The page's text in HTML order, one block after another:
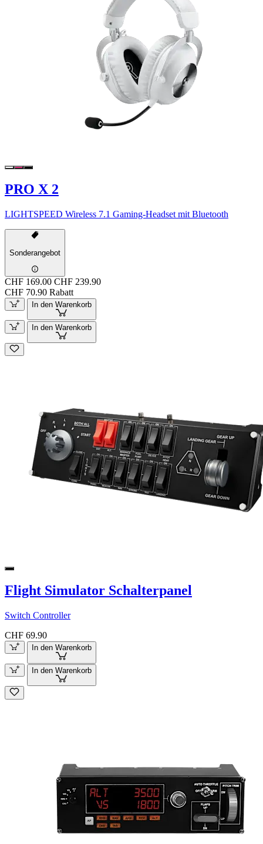
PRO X 2
LIGHTSPEED Wireless 7.1 Gaming-Headset mit Bluetooth
Sonderangebot
CHF 169.00 CHF 239.90
CHF 70.90 Rabatt
In den Warenkorb
In den Warenkorb
Flight Simulator Schalterpanel
Switch Controller
CHF 69.90
In den Warenkorb
In den Warenkorb